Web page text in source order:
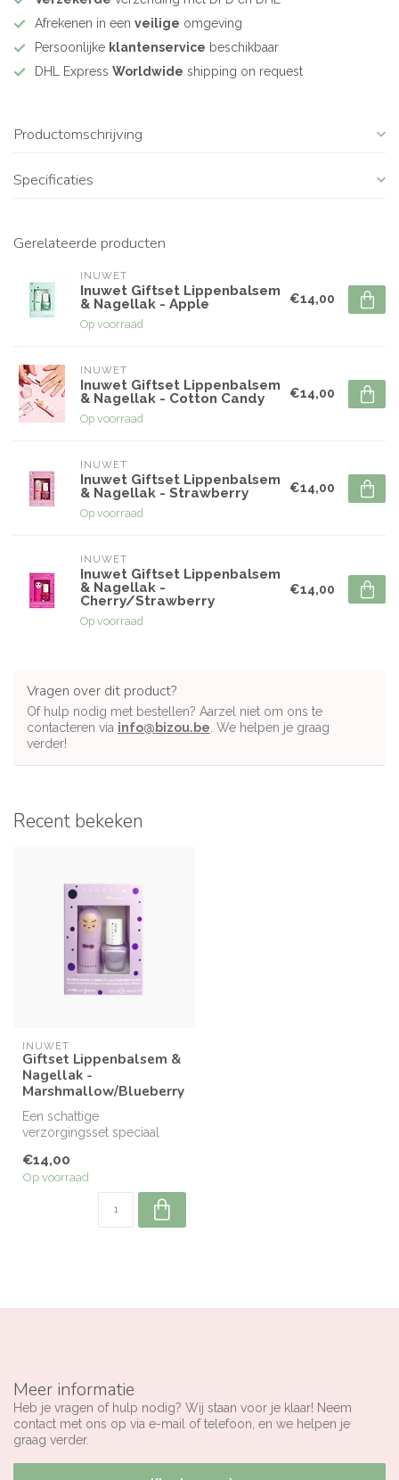
Afrekenen in een veilige omgeving
Persoonlijke klantenservice beschikbaar
DHL Express Worldwide shipping on request
Productomschrijving
Specificaties
Gerelateerde producten
INUWET
Inuwet Giftset Lippenbalsem
& Nagellak - Apple
Op voorraad
€14,00
INUWET
Inuwet Giftset Lippenbalsem
& Nagellak - Cotton Candy
Op voorraad
€14,00
INUWET
Inuwet Giftset Lippenbalsem
& Nagellak - Strawberry
Op voorraad
€14,00
INUWET
Inuwet Giftset Lippenbalsem
& Nagellak -
Cherry/Strawberry
Op voorraad
€14,00
Vragen over dit product?
Of hulp nodig met bestellen? Aarzel niet om ons te
contacteren via info@bizou.be . We helpen je graag
verder!
Recent bekeken
INUWET
Giftset Lippenbalsem &
Nagellak -
Marshmallow/Blueberry
Een schattige
verzorgingsset speciaal
€14,00
Op voorraad
Meer informatie
Heb je vragen of hulp nodig? Wij staan voor je klaar! Neem
contact met ons op via e-mail of telefoon, en we helpen je
graag verder.